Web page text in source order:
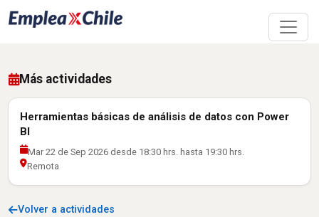
Volver a actividades
Más actividades
Herramientas básicas de análisis de datos con Power
BI
Mar 22 de Sep 2026 desde 18:30 hrs. hasta 19:30 hrs.
Remota